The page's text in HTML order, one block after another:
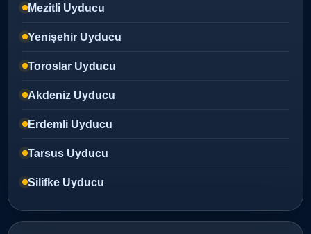
Mezitli Uyducu
Yenişehir Uyducu
Toroslar Uyducu
Akdeniz Uyducu
Erdemli Uyducu
Tarsus Uyducu
Silifke Uyducu